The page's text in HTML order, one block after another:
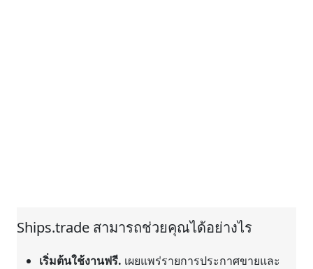
Ships.trade สามารถช่วยคุณได้อย่างไร
เริ่มต้นใช้งานฟรี. เผยแพร่รายการประกาศขายและ